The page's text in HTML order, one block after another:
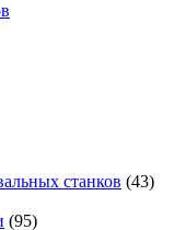
станков (43)
(95)